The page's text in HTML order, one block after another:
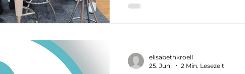
ohne zusätzlichen
elisabethkroell
25. Juni
2 Min. Lesezeit